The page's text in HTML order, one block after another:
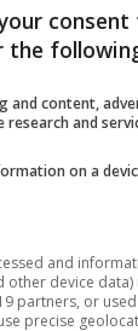
podio
vinto
Piotr,
consent
and content,
research and
on a
and
other device
partners, or
precise